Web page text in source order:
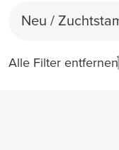
Neu /
Alle Filter entfernen